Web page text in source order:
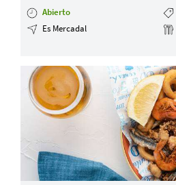
Abierto
Es Mercadal